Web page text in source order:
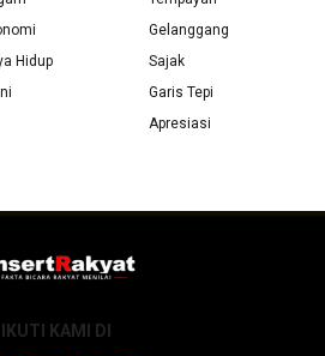
Hidup
Gelanggang
Sajak
Garis Tepi
Apresiasi
IKUTI KAMI DI